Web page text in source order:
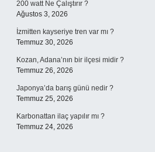
200 watt Ne Çalıştırır ?
Ağustos 3, 2026
İzmitten kayseriye tren var mı ?
Temmuz 30, 2026
Kozan, Adana’nın bir ilçesi midir ?
Temmuz 26, 2026
Japonya’da barış günü nedir ?
Temmuz 25, 2026
Karbonattan ilaç yapılır mı ?
Temmuz 24, 2026